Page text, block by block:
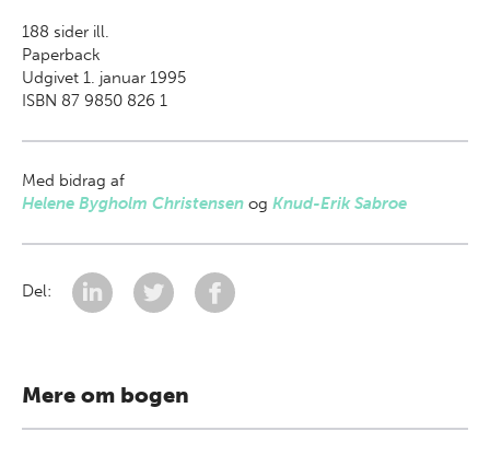
188 sider ill.
Paperback
Udgivet 1. januar 1995
ISBN 87 9850 826 1
Med bidrag af
Helene Bygholm Christensen og Knud-Erik Sabroe
Del:
Mere om bogen